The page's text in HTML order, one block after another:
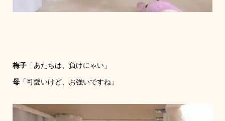
梅子「あたちは、負けにゃい」
母「可愛いけど、お強いですね」